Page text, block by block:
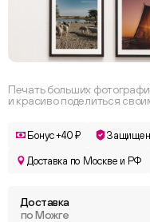
Печать больших
и красиво поделиться
Бонус +40 ₽
Доставка по Москве и РФ
Доставка
по Можге